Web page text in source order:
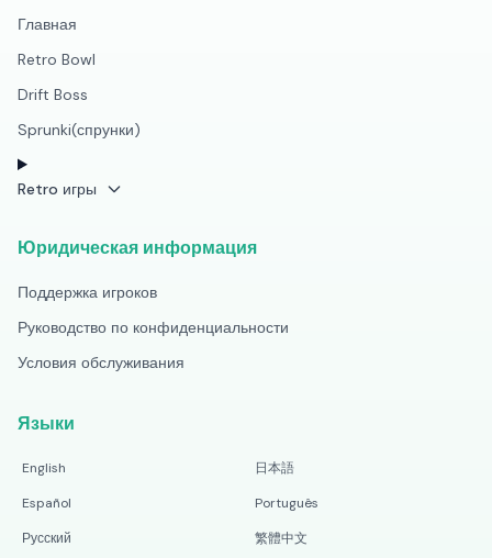
Главная
Retro Bowl
Drift Boss
Sprunki(спрунки)
Retro игры
Юридическая информация
Поддержка игроков
Руководство по конфиденциальности
Условия обслуживания
Языки
English
日本語
Español
Português
Русский
繁體中文